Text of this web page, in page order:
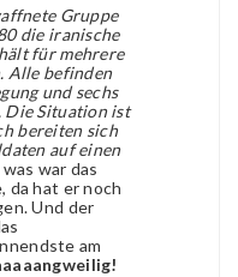
Gruppe
die iranische
für mehrere
Alle befinden
und sechs
Die Situation ist
bereiten sich
auf einen
war das
da hat er noch
Und der
am